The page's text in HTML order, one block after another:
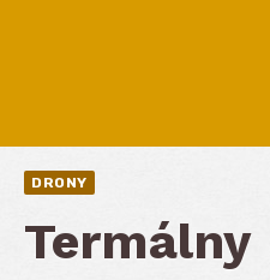
DRONY
Termálny